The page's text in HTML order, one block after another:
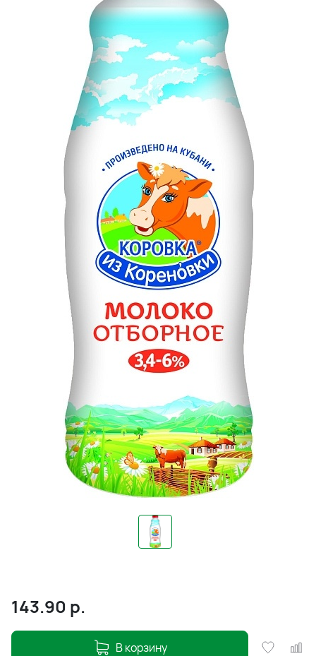
143.90 р.
В корзину